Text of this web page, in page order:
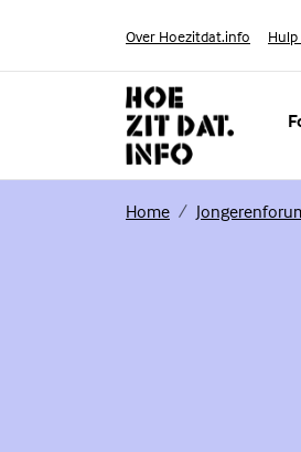
Over Hoezitdat.info Hulp
Home